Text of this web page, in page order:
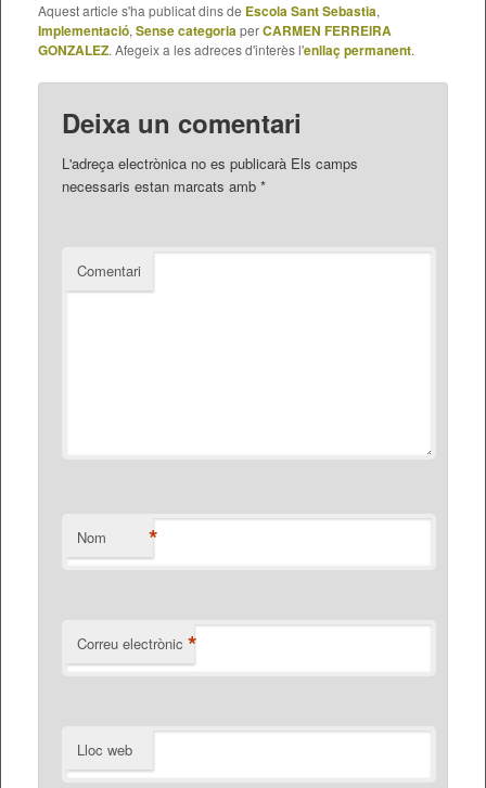
Aquest article s'ha publicat dins de Escola Sant Sebastia,
Implementació, Sense categoriaperCARMEN FERREIRA
GONZALEZ. Afegeix a les adreces d'interès l'enllaç permanent.
Deixa un comentari
L'adreça electrònica no es publicarà Els camps
necessaris estan marcats amb*
Comentari
Nom *
Correu electrònic *
Lloc web